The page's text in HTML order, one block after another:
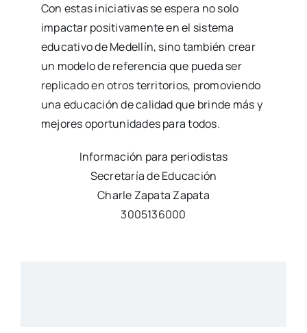
Con estas iniciativas se espera no solo
impactar positivamente en el sistema
educativo de Medellín, sino también crear
un modelo de referencia que pueda ser
replicado en otros territorios, promoviendo
una educación de calidad que brinde más y
mejores oportunidades para todos.
Información para periodistas
Secretaría de Educación
Charle Zapata Zapata
3005136000